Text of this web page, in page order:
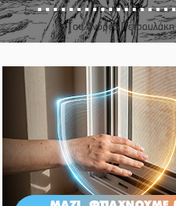
Του Ανδρέα Πετρουλάκη